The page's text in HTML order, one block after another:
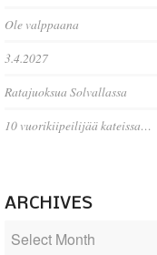
Ole valppaana
3.4.2027
Ratajuoksua Solvallassa
10 vuorikiipeilijää kateissa…
ARCHIVES